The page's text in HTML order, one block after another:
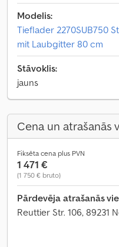
Modelis:
Tieflader 2270SUB750
mit Laubgitter 80 cm
Stāvoklis:
jauns
Cena un atrašanās
Fiksēta cena plus PVN
1 471 €
(1 750 € bruto)
Pārdevēja atrašanās
Reuttier Str. 106, 89231